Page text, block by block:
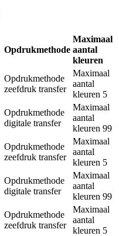
Opdrukmethode
Maximaal
aantal
kleuren
Opdrukmethode
zeefdruk transfer
Maximaal
aantal
kleuren 5
Opdrukmethode
digitale transfer
Maximaal
aantal
kleuren 99
Opdrukmethode
zeefdruk transfer
Maximaal
aantal
kleuren 5
Opdrukmethode
digitale transfer
Maximaal
aantal
kleuren 99
Opdrukmethode
zeefdruk transfer
Maximaal
aantal
kleuren 5